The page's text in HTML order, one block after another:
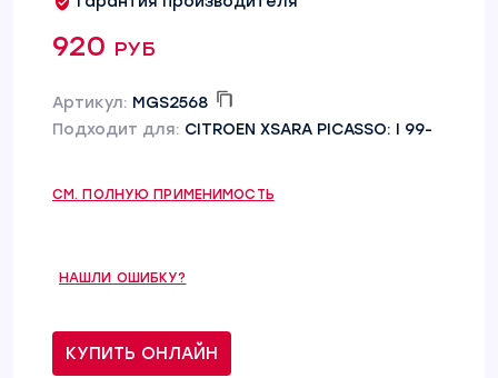
920 руб
Артикул: MGS2568
Подходит для: CITROEN XSARA PICASSO: I 99-
СМ. ПОЛНУЮ ПРИМЕНИМОСТЬ
НАШЛИ ОШИБКУ?
КУПИТЬ ОНЛАЙН